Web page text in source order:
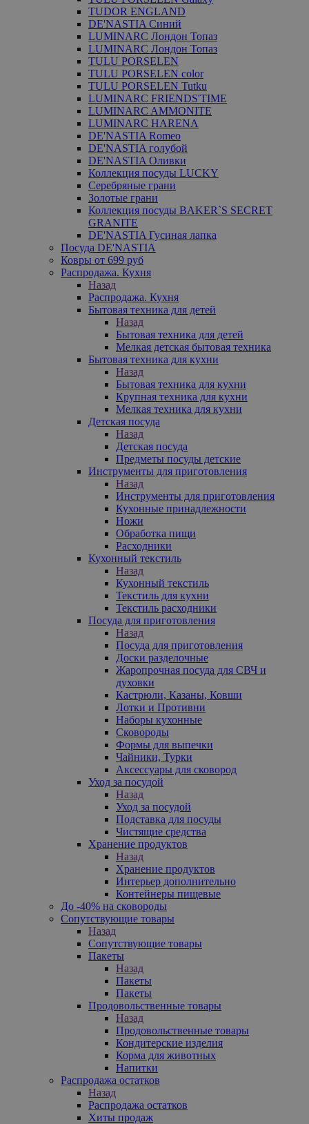
TUDOR ENGLAND
DE'NASTIA Синий
LUMINARC Лондон Топаз
LUMINARC Лондон Топаз
TULU PORSELEN
TULU PORSELEN color
TULU PORSELEN Tutku
LUMINARC FRIENDS'TIME
LUMINARC AMMONITE
LUMINARC HARENA
DE'NASTIA Romeo
DE'NASTIA голубой
DE'NASTIA Оливки
Коллекция посуды LUCKY
Серебряные грани
Золотые грани
Коллекция посуды BAKER`S SECRET
GRANITE
DE'NASTIA Гусиная лапка
Посуда DE'NASTIA
Ковры от 699 руб
Распродажа. Кухня
Назад
Распродажа. Кухня
Бытовая техника для детей
Назад
Бытовая техника для детей
Мелкая детская бытовая техника
Бытовая техника для кухни
Назад
Бытовая техника для кухни
Крупная техника для кухни
Мелкая техника для кухни
Детская посуда
Назад
Детская посуда
Предметы посуды детские
Инструменты для приготовления
Назад
Инструменты для приготовления
Кухонные принадлежности
Ножи
Обработка пищи
Расходники
Кухонный текстиль
Назад
Кухонный текстиль
Текстиль для кухни
Текстиль расходники
Посуда для приготовления
Назад
Посуда для приготовления
Доски разделочные
Жаропрочная посуда для СВЧ и
духовки
Кастрюли, Казаны, Ковши
Лотки и Противни
Наборы кухонные
Сковороды
Формы для выпечки
Чайники, Турки
Аксессуары для сковород
Уход за посудой
Назад
Уход за посудой
Подставка для посуды
Чистящие средства
Хранение продуктов
Назад
Хранение продуктов
Интерьер дополнительно
Контейнеры пищевые
До -40% на сковороды
Сопутствующие товары
Назад
Сопутствующие товары
Пакеты
Назад
Пакеты
Пакеты
Продовольственные товары
Назад
Продовольственные товары
Кондитерские изделия
Корма для животных
Напитки
Распродажа остатков
Назад
Распродажа остатков
Хиты продаж